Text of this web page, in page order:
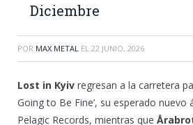
Diciembre
POR MAX METAL EL 22 JUNIO, 2026
Lost in Kyiv regresan a la carretera
Going to Be Fine’, su esperado nuevo
Pelagic Records, mientras que